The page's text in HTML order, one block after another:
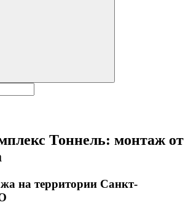
Тоннель: монтаж от
на территории Санкт-